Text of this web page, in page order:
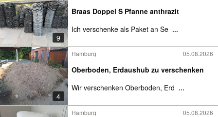
9
Braas Doppel S Pfanne anthrazit
Ich verschenke als Paket an Se ...
4
Hamburg 05.08.2026
Oberboden, Erdaushub zu verschenken
Wir verschenken Oberboden, Erd ...
Hamburg 05.08.2026